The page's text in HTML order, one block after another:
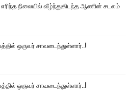
எரிந்த நிலையில் வீழ்ந்துகிடந்த ஆணின் சடலம்
ஒருவர் சாவடைந்துள்ளார்..!
ஒருவர் சாவடைந்துள்ளார்..!